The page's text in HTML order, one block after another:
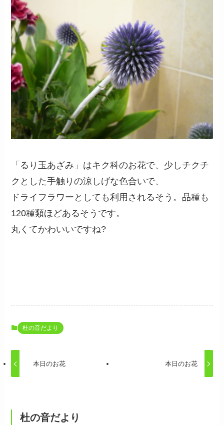
「るり玉あざみ」はキク科のお花で、少しチクチ
クとした手触りの涼しげな色合いで、
ドライフラワーとしても利用されるそう。品種も
120種類ほどあるそうです。
丸くてかわいいですね?
杜の音だより
本日のお花 本日のお花
杜の音だより